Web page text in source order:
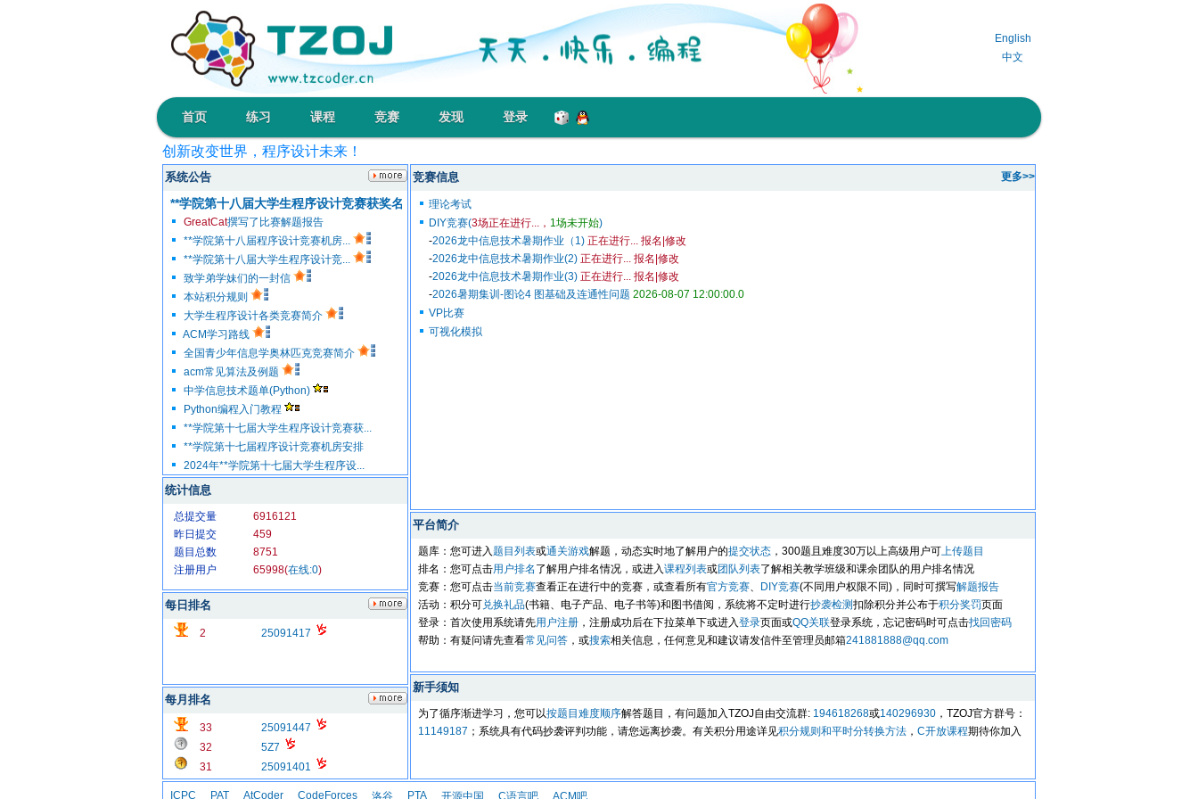
English
中文
首页 练习 课程 竞赛 发现 登录
创新改变世界，程序设计未来！
输入理想的程序，输出快乐的人生！
开拓0和1的领域，展现你和我的实力！
指尖挥洒青春，指针书写人生！
代码弹指之间，算法掌控万千！
系统公告
**学院第十八届大学生程序设计竞赛获奖名单
GreatCat撰写了比赛解题报告
**学院第十八届程序设计竞赛机房...
**学院第十八届大学生程序设计竞...
致学弟学妹们的一封信
本站积分规则
大学生程序设计各类竞赛简介
ACM学习路线
全国青少年信息学奥林匹克竞赛简介
acm常见算法及例题
中学信息技术题单(Python)
Python编程入门教程
**学院第十七届大学生程序设计竞赛获...
**学院第十七届程序设计竞赛机房安排
2024年**学院第十七届大学生程序设...
统计信息
总提交量
6916121
昨日提交
459
题目总数
8751
注册用户
65998(在线:0)
每日排名
2 25091417
每月排名
33
25091447
32
5Z7
31
25091401
竞赛信息 更多>>
理论考试
DIY竞赛(3场正在进行...， 1场未开始)
-2026龙中信息技术暑期作业（1) 正在进行... 报名|修改
-2026龙中信息技术暑期作业(2) 正在进行... 报名|修改
-2026龙中信息技术暑期作业(3) 正在进行... 报名|修改
-2026暑期集训-图论4 图基础及连通性问题 2026-08-07 12:00:00.0
VP比赛
可视化模拟
平台简介
题库：您可进入题目列表或通关游戏解题，动态实时地了解用户的提交状态 ，300题且难度30万以上高级用户可上传题目
排名：您可点击用户排名 了解用户排名情况，或进入课程列表或团队列表了解相关教学班级和课余团队的用户排名情况
竞赛：您可点击当前竞赛查看正在进行中的竞赛，或查看所有官方竞赛、 DIY竞赛(不同用户权限不同)，同时可撰写解题报告
活动：积分可兑换礼品(书籍、电子产品、电子书等)和图书借阅，系统将不定时进行抄袭检测扣除积分并公布于积分奖罚页面
登录：首次使用系统请先用户注册 ，注册成功后在下拉菜单下或进入登录页面或QQ关联登录系统，忘记密码时可点击找回密码
帮助：有疑问请先查看常见问答 ，或搜索相关信息，任何意见和建议请发信件至管理员邮箱241881888@qq.com
新手须知
为了循序渐进学习，您可以按题目难度顺序解答题目，有问题加入TZOJ自由交流群: 194618268或140296930 ，TZOJ官方群号：
11149187 ；系统具有代码抄袭评判功能，请您远离抄袭。有关积分用途详见积分规则和平时分转换方法 ， C开放课程期待你加入
ICPC PAT AtCoder CodeForces 洛谷 PTA 开源中国 C语言吧 ACM吧